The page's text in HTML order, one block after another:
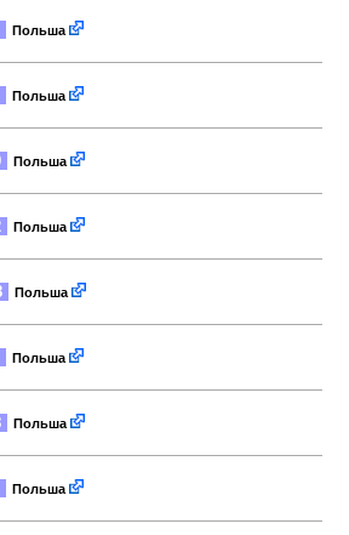
Польша
Польша
Польша
Польша
Польша
Польша
Польша
Польша